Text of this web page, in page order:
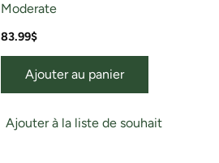
Moderate
83.99$
Ajouter au panier
Ajouter à la liste de souhait